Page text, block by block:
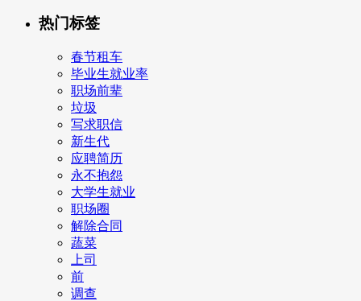
热门标签
春节租车
毕业生就业率
职场前辈
垃圾
写求职信
新生代
应聘简历
永不抱怨
大学生就业
职场圈
解除合同
蔬菜
上司
前
调查